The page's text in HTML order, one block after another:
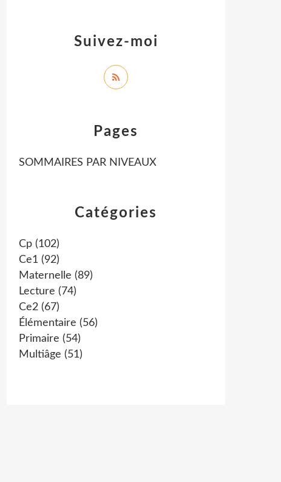
Catégories
Cp (102)
Ce1 (92)
Maternelle (89)
Lecture (74)
Ce2 (67)
Élémentaire (56)
Primaire (54)
Multiâge (51)
Pages
SOMMAIRES PAR NIVEAUX
Suivez-moi